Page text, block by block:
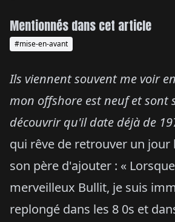
Ils viennent souvent me voir
mon offshore est neuf et sont
découvrir qu'il date déjà de
qui rêve de retrouver un jour
son père d'ajouter : «
merveilleux Bullit, je suis
replongé dans les 8 0s et
Mentionnés dans cet article
#mise-en-avant